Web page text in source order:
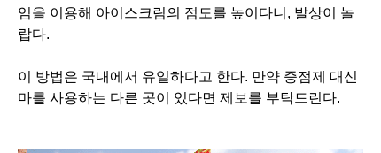
임을 이용해 아이스크림의 점도를 높이다니, 발상이 놀
랍다.
이 방법은 국내에서 유일하다고 한다. 만약 증점제 대신
마를 사용하는 다른 곳이 있다면 제보를 부탁드린다.